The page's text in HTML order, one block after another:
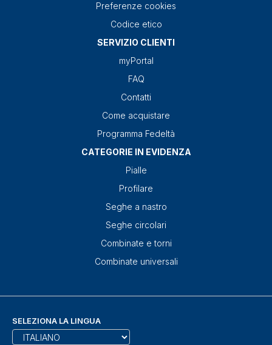
Preferenze cookies
Codice etico
SERVIZIO CLIENTI
myPortal
FAQ
Contatti
Come acquistare
Programma Fedeltà
CATEGORIE IN EVIDENZA
Pialle
Profilare
Seghe a nastro
Seghe circolari
Combinate e torni
Combinate universali
SELEZIONA LA LINGUA